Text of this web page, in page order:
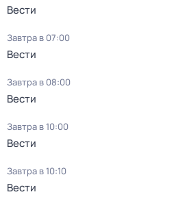
Вести
Завтра в 07:00
Вести
Завтра в 08:00
Вести
Завтра в 10:00
Вести
Завтра в 10:10
Вести